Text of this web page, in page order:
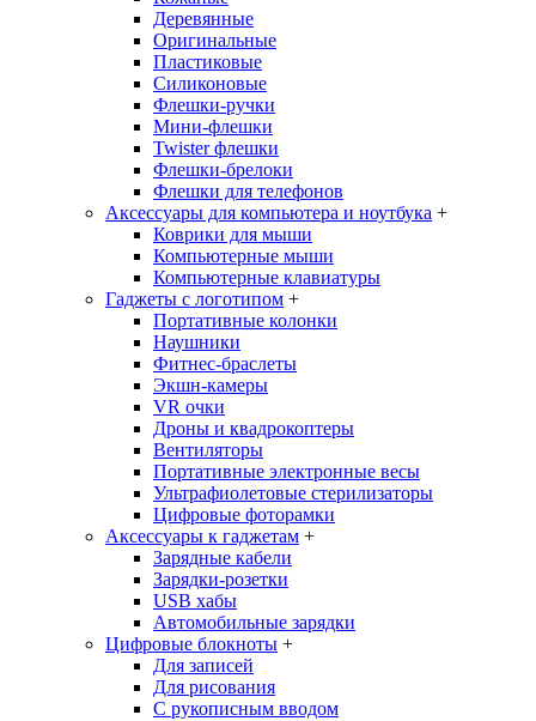
Деревянные
Оригинальные
Пластиковые
Силиконовые
Флешки-ручки
Мини-флешки
Twister флешки
Флешки-брелоки
Флешки для телефонов
Аксессуары для компьютера и ноутбука +
Коврики для мыши
Компьютерные мыши
Компьютерные клавиатуры
Гаджеты с логотипом +
Портативные колонки
Наушники
Фитнес-браслеты
Экшн-камеры
VR очки
Дроны и квадрокоптеры
Вентиляторы
Портативные электронные весы
Ультрафиолетовые стерилизаторы
Цифровые фоторамки
Аксессуары к гаджетам +
Зарядные кабели
Зарядки-розетки
USB хабы
Автомобильные зарядки
Цифровые блокноты +
Для записей
Для рисования
С рукописным вводом